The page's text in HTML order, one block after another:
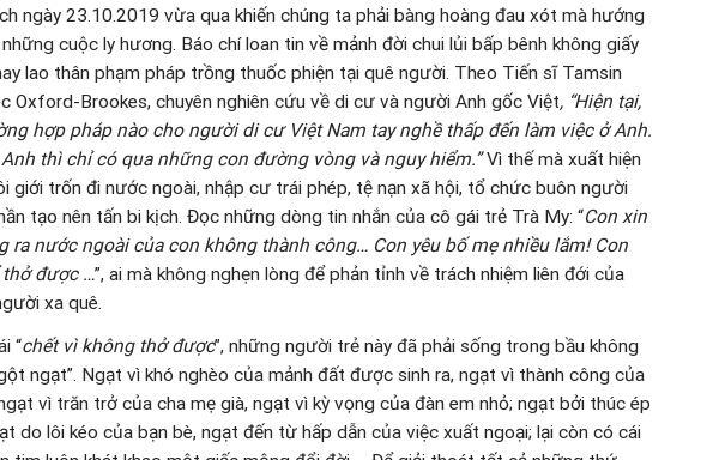
quyết định liều mạng của họ? Ai đã bất chấp rủi lo, đẩy đưa họ vào những chỗ
Ai đã đầu tư biến họ thành con nợ, để trong cơn nghẹt thở cuối cùng, vẫn
xin lỗi?
có mấy ai quan tâm? Có ai đồng hành để chia sẻ kịp thời với họ những căng
Có ai đã cung cấp bầu khí trong lành để họ có thể vượt lên cái ngột ngạt
ai đưa họ vào một không gian tâm linh đủ thánh thiện để giải thoát họ khỏi
ai hướng dẫn tinh thần để giúp họ khỏi những cơn đam mê? Đây là trách nhiệm
nơi mỗi con người? Và phải chăng, trong bi kịch thảm thương này, không ai
ngoài cuộc?
Giáo Hội mời gọi chúng ta nhận thức rằng, chỉ có thể bảo đảm và cổ xúy
giáo huấn này nhấn mạnh đến tình liên đới của tất cả chúng ta, cách đặc biệt,
người luôn nhạy bén với những thông điệp yếu ớt và rời rạc, được phát đi từ
sống trong ngẹt thở và đông lạnh vì sự hờ hững thiếu trách nhiệm của con
trông vào lòng Chúa từ nhân, chúng ta cầu xin cho các nạn nhân được an